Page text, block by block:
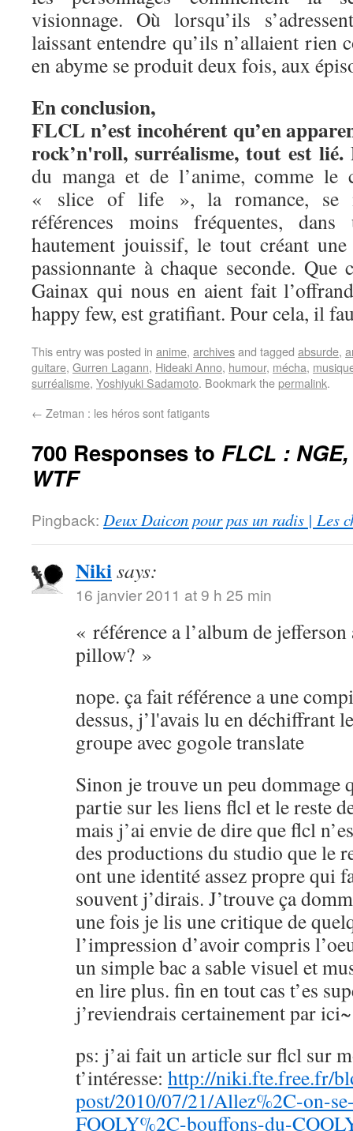
visionnage. Où lorsqu’ils
laissant entendre qu’ils n’allaient rien
en abyme se produit deux fois, aux
En conclusion,
FLCL n’est incohérent qu’en
rock’n'roll, surréalisme, tout est lié.
du manga et de l’anime, comme le
« slice of life », la romance, se
références moins fréquentes,
hautement jouissif, le tout créant
passionnante à chaque seconde.
Gainax qui nous en aient fait
happy few, est gratifiant. Pour cela, il
This entry was posted in anime, archivesand tagged absurde,
guitare, Gurren Lagann, Hideaki Anno, humour, mécha,
surréalisme, Yoshiyuki Sadamoto. Bookmark thepermalink.
← Zetman : les héros sont fatigants
700 Responses to FLCL :
WTF
Pingback: Deux Daicon pour pas un radis | Les
Nikisays:
16 janvier 2011 at 9 h 25 min
« référence a l’album de
pillow? »
nope. ça fait référence a une
dessus, j’l'avais lu en déchiffrant
groupe avec gogole translate
Sinon je trouve un peu dommage
partie sur les liens flcl et le reste
mais j’ai envie de dire que flcl
des productions du studio que le
ont une identité assez propre qui
souvent j’dirais. J’trouve ça
une fois je lis une critique de
l’impression d’avoir compris
un simple bac a sable visuel et
en lire plus. fin en tout cas t’es
j’reviendrais certainement par ici~
ps: j’ai fait un article sur flcl sur
t’intéresse: http://niki.fte.free.fr/
post/2010/07/21/Allez%2C-on-
FOOLY%2C-bouffons-du-